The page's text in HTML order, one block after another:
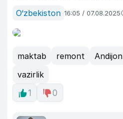
O‘zbekiston 16:05 / 07.08.2025
maktab remont Andijon
vazirlik
1
0